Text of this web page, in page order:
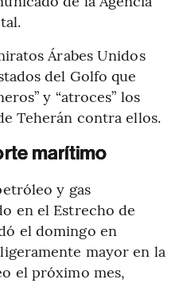
Árabes Unidos
del Golfo que
y “atroces” los
Teherán contra ellos.
marítimo
y gas
en el Estrecho de
el domingo en
mayor en la
el próximo mes,